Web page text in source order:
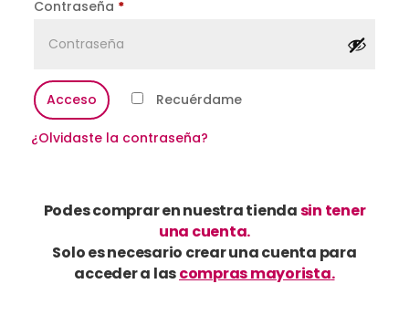
Contraseña *
Acceso Recuérdame
¿Olvidaste la contraseña?
Podes comprar en nuestra tiendasin tener
una cuenta.
Solo es necesario crear una cuenta para
acceder a lascompras mayorista.